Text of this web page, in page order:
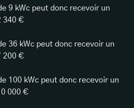
9 kWc peut donc recevoir un
340 €
36 kWc peut donc recevoir un
200 €
100 kWc peut donc recevoir un
000 €